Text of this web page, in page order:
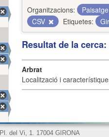
Organitzacions:
CSV
Etiquetes:
Resultat de la
Arbrat
Localització i
Pl. del Vi, 1. 17004 GIRONA